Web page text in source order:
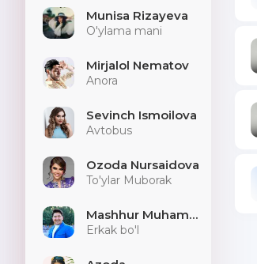
Munisa Rizayeva
O'ylama mani
Mirjalol Nematov
Anora
Sevinch Ismoilova
Avtobus
Ozoda Nursaidova
To'ylar Muborak
Mashhur Muhammad
Erkak bo'l